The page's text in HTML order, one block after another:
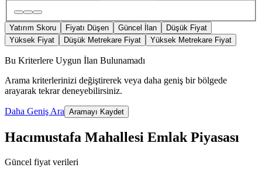
Yatırım Skoru Fiyatı Düşen Güncel İlan
Düşük Fiyat
Yüksek Fiyat
Düşük Metrekare Fiyat Yüksek Metrekare Fiyat
Bu Kriterlere Uygun İlan Bulunamadı
Arama kriterlerinizi değiştirerek veya daha geniş bir bölgede
arayarak tekrar deneyebilirsiniz.
Daha Geniş Ara Aramayı Kaydet
Hacımustafa Mahallesi Emlak Piyasası
Güncel fiyat verileri